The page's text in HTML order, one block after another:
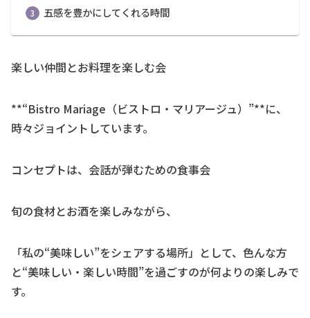
五感を豊かにしてくれる時間
楽しい仲間とお料理を楽しむ会
**“Bistro Mariage（ビストロ・マリアージュ）”**に、
時々ジョイントしています。
コンセプトは、会話が弾むための食事会
旬の食材とお酒を楽しみながら、
「私の“美味しい”をシェアする場所」として、色んな方
と“美味しい・楽しい時間”を過ごすのが何よりの楽しみで
す。